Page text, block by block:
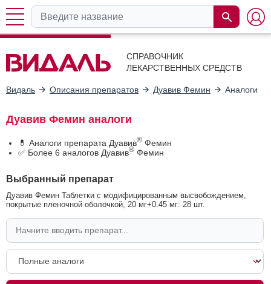
СПРАВОЧНИК
ЛЕКАРСТВЕННЫХ СРЕДСТВ
Видаль Описания препаратов Дуавив Фемин Аналоги
Дуавив Фемин аналоги
💊 Аналоги препарата Дуавив® Фемин
✅ Более 6 аналогов Дуавив® Фемин
Выбранный препарат
Дуавив Фемин Таблетки с модифицированным высвобождением,
покрытые пленочной оболочкой, 20 мг+0.45 мг: 28 шт.